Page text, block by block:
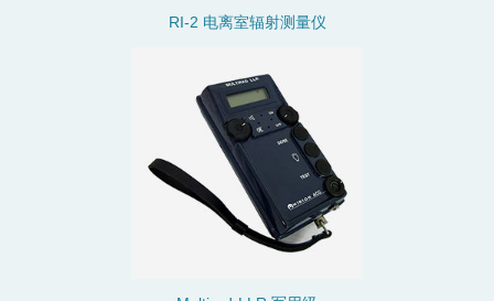
RI-2 电离室辐射测量仪